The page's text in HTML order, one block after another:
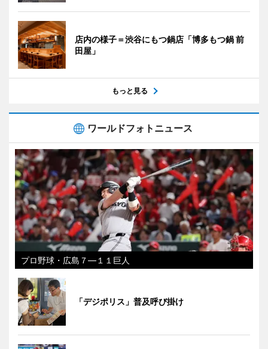
店内の様子＝渋谷にもつ鍋店「博多もつ鍋 前
田屋」
もっと見る
ワールドフォトニュース
プロ野球・広島７―１１巨人
「デジポリス」普及呼び掛け